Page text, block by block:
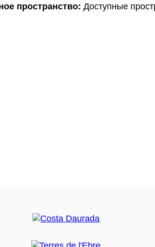
пространство: Доступные